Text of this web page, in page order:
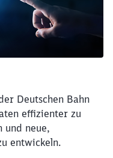
Deutschen Bahn
effizienter zu
und neue,
entwickeln.